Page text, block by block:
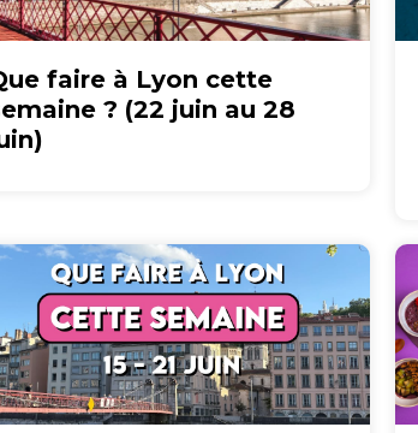
faire à Lyon cette
? (22 juin au 28